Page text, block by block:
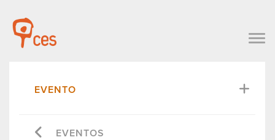
EVENTO
EVENTOS